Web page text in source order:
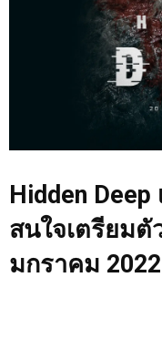
Hidden
สนใจเตรียมตั
มกราคม 2022